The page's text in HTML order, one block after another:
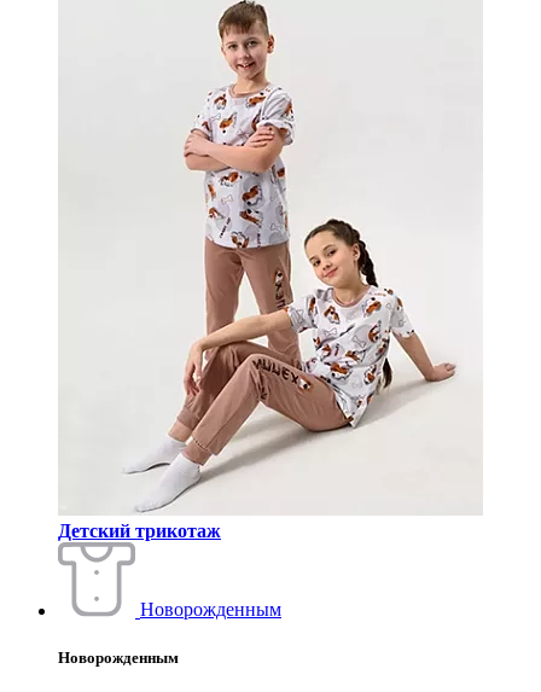
Детский трикотаж
Новорожденным
Новорожденным